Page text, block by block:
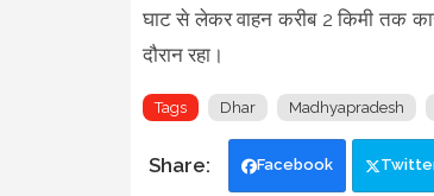
घाट से लेकर वाहन करीब 2 किमी तक
दौरान रहा।
Tags Dhar Madhyapradesh
Facebook